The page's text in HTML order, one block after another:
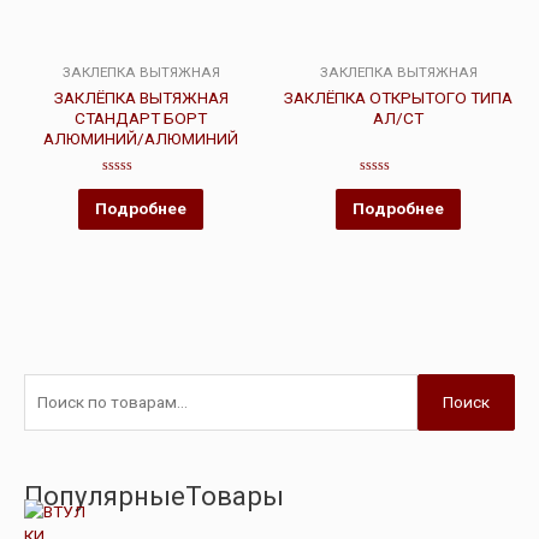
ЗАКЛЕПКА ВЫТЯЖНАЯ
ЗАКЛЁПКА ВЫТЯЖНАЯ
СТАНДАРТ БОРТ
АЛЮМИНИЙ/АЛЮМИНИЙ
Оценка
0
из
5
Подробнее
ЗАКЛЕПКА ВЫТЯЖНАЯ
ЗАКЛЁПКА ОТКРЫТОГО ТИПА
АЛ/СТ
Оценка
0
из
5
Подробнее
Поиск
ПопулярныеТовары